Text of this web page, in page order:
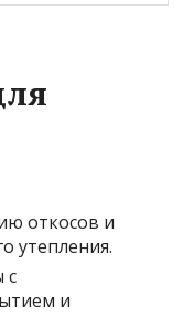
откосов и
утепления.
с
и